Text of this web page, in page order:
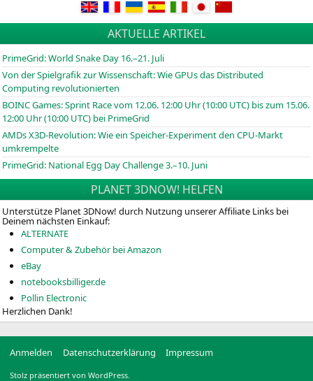
AKTUELLE ARTIKEL
PrimeGrid: World Snake Day 16.–21. Juli
Von der Spielgrafik zur Wissenschaft: Wie GPUs das Distributed
Computing revolutionierten
BOINCGames: Sprint Race vom 12.06. 12:00 Uhr (10:00 UTC) bis zum 15.06.
12:00 Uhr (10:00 UTC) bei PrimeGrid
AMDs X3D-Revolution: Wie ein Speicher-Experiment den CPU-Markt
umkrempelte
PrimeGrid: National Egg Day Challenge 3.–10. Juni
PLANET 3DNOW! HELFEN
Unterstütze Planet 3DNow! durch Nutzung unserer Affiliate Links bei
Deinem nächsten Einkauf:
ALTERNATE
Computer & Zubehör bei Amazon
eBay
notebooksbilliger.de
Pollin Electronic
Herzlichen Dank!
Anmelden Datenschutzerklärung Impressum
Stolz präsentiert von WordPress.